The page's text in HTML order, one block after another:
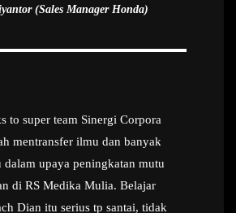
(Sales Manager Honda)
to super team Sinergi Corpora
mentransfer ilmu dan banyak
dalam upaya peningkatan mutu
di RS Medika Mulia. Belajar
Dian itu serius tp santai, tidak